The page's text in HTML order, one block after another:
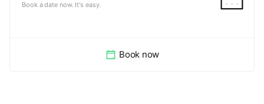
Book a date now. It's easy.
Book now